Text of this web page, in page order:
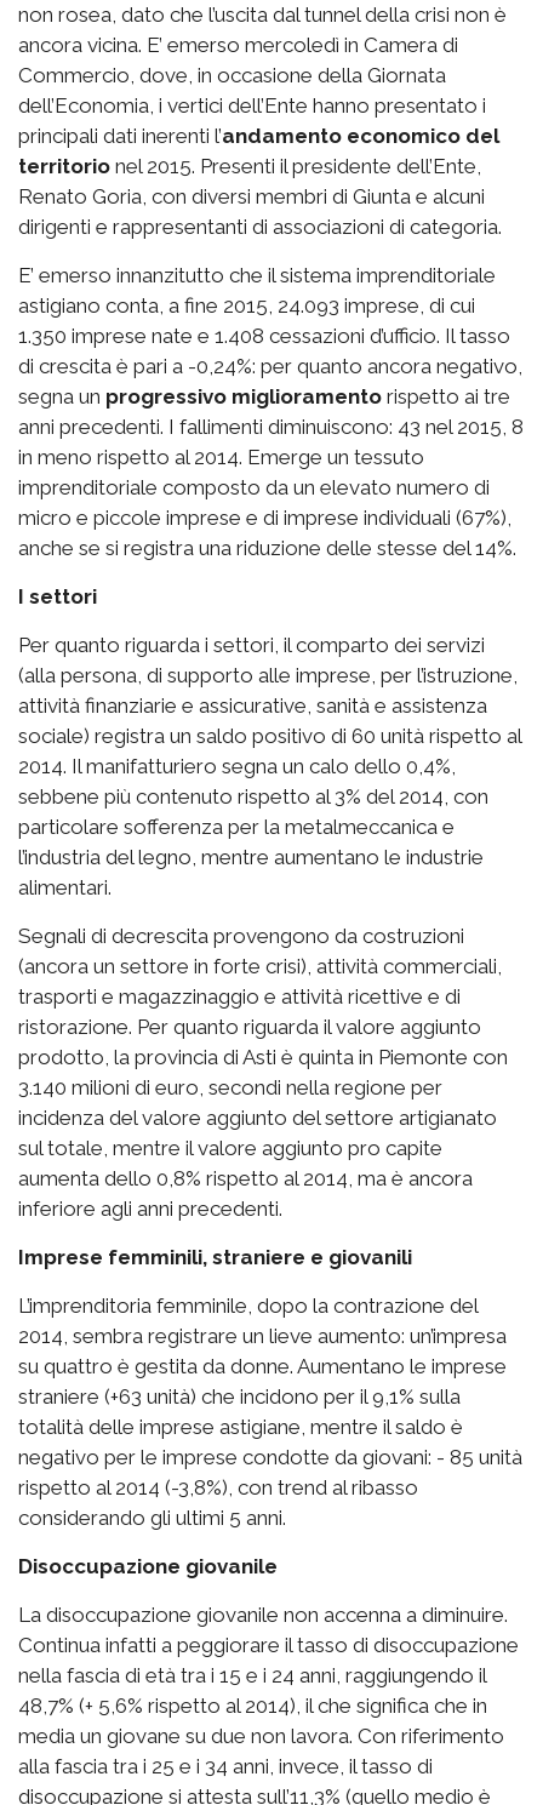
non rosea, dato che l’uscita dal tunnel della crisi non è
ancora vicina. E’ emerso mercoledì in Camera di
Commercio, dove, in occasione della Giornata
dell’Economia, i vertici dell’Ente hanno presentato i
principali dati inerenti l’andamento economico del
territorio nel 2015. Presenti il presidente dell’Ente,
Renato Goria, con diversi membri di Giunta e alcuni
dirigenti e rappresentanti di associazioni di categoria.
E’ emerso innanzitutto che il sistema imprenditoriale
astigiano conta, a fine 2015, 24.093 imprese, di cui
1.350 imprese nate e 1.408 cessazioni d’ufficio. Il tasso
di crescita è pari a -0,24%: per quanto ancora negativo,
segna un progressivo miglioramento rispetto ai tre
anni precedenti. I fallimenti diminuiscono: 43 nel 2015, 8
in meno rispetto al 2014. Emerge un tessuto
imprenditoriale composto da un elevato numero di
micro e piccole imprese e di imprese individuali (67%),
anche se si registra una riduzione delle stesse del 14%.
I settori
Per quanto riguarda i settori, il comparto dei servizi
(alla persona, di supporto alle imprese, per l’istruzione,
attività finanziarie e assicurative, sanità e assistenza
sociale) registra un saldo positivo di 60 unità rispetto al
2014. Il manifatturiero segna un calo dello 0,4%,
sebbene più contenuto rispetto al 3% del 2014, con
particolare sofferenza per la metalmeccanica e
l’industria del legno, mentre aumentano le industrie
alimentari.
Segnali di decrescita provengono da costruzioni
(ancora un settore in forte crisi), attività commerciali,
trasporti e magazzinaggio e attività ricettive e di
ristorazione. Per quanto riguarda il valore aggiunto
prodotto, la provincia di Asti è quinta in Piemonte con
3.140 milioni di euro, secondi nella regione per
incidenza del valore aggiunto del settore artigianato
sul totale, mentre il valore aggiunto pro capite
aumenta dello 0,8% rispetto al 2014, ma è ancora
inferiore agli anni precedenti.
Imprese femminili, straniere e giovanili
L’imprenditoria femminile, dopo la contrazione del
2014, sembra registrare un lieve aumento: un’impresa
su quattro è gestita da donne. Aumentano le imprese
straniere (+63 unità) che incidono per il 9,1% sulla
totalità delle imprese astigiane, mentre il saldo è
negativo per le imprese condotte da giovani: - 85 unità
rispetto al 2014 (-3,8%), con trend al ribasso
considerando gli ultimi 5 anni.
Disoccupazione giovanile
La disoccupazione giovanile non accenna a diminuire.
Continua infatti a peggiorare il tasso di disoccupazione
nella fascia di età tra i 15 e i 24 anni, raggiungendo il
48,7% (+ 5,6% rispetto al 2014), il che significa che in
media un giovane su due non lavora. Con riferimento
alla fascia tra i 25 e i 34 anni, invece, il tasso di
disoccupazione si attesta sull’11,3% (quello medio è